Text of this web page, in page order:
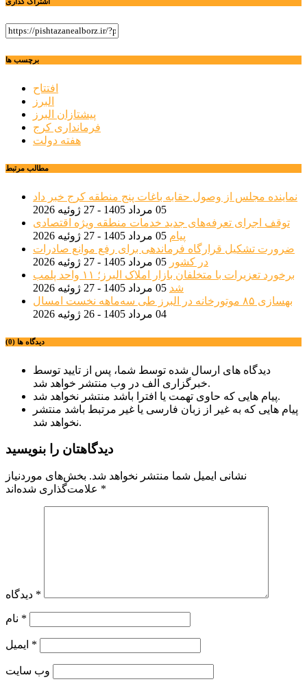
برچسب ها
افتتاح
البرز
پیشتازان البرز
فرمانداری کرج
هفته دولت
مطالب مرتبط
نماینده مجلس از وصول حقابه باغات پنج منطقه کرج خبر داد
05 مرداد 1405 - 27 ژوئیه 2026
توقف اجرای تعرفه‌های جدید خدمات منطقه ویژه اقتصادی
پیام 05 مرداد 1405 - 27 ژوئیه 2026
ضرورت تشکیل قرارگاه فرماندهی برای رفع موانع صادرات
در کشور 05 مرداد 1405 - 27 ژوئیه 2026
برخورد تعزیرات با متخلفان بازار املاک البرز؛ ۱۱ واحد پلمب
شد 05 مرداد 1405 - 27 ژوئیه 2026
بهسازی ۸۵ موتورخانه در البرز طی سه‌ماهه نخست امسال
04 مرداد 1405 - 26 ژوئیه 2026
دیدگاه ها (0)
دیدگاه های ارسال شده توسط شما، پس از تایید توسط
خبرگزاری الف در وب منتشر خواهد شد.
پیام هایی که حاوی تهمت یا افترا باشد منتشر نخواهد شد.
پیام هایی که به غیر از زبان فارسی یا غیر مرتبط باشد منتشر
نخواهد شد.
دیدگاهتان را بنویسید
نشانی ایمیل شما منتشر نخواهد شد. بخش‌های موردنیاز
*
*
*
*
وب‌ سایت